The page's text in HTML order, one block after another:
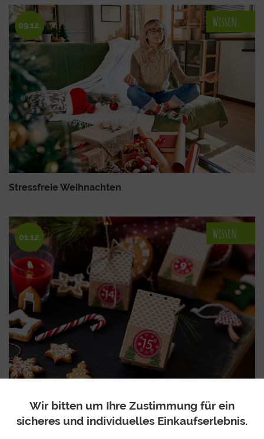
09.12. Wissen
Stressfreie Weihnachten
01.12. Wissen
Vorfreude garantiert: mit 24 Türchen am
Adventskalender
Wir bitten um Ihre Zustimmung für ein
sicheres und individuelles Einkaufserlebnis.